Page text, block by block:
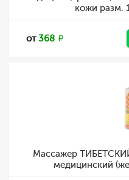
кожи разм.
от368
Массажер
медицинский